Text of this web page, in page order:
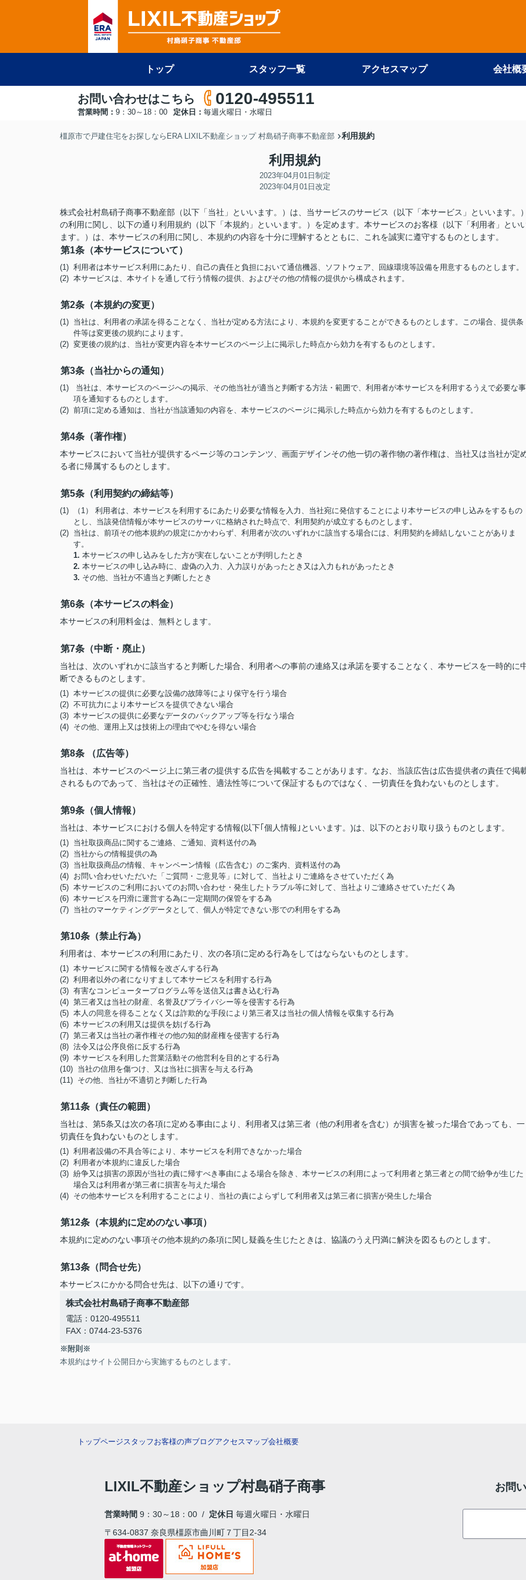
トップ スタッフ一覧 アクセスマップ 会社概
お問い合わせはこちら 0120-495511
営業時間： 9：30～18：00 定休日： 毎週火曜日・水曜日
橿原市で戸建住宅をお探しならERA LIXIL不動産ショップ 村島硝子商事不動産部 利用規約
利用規約
2023年04月01日制定
2023年04月01日改定
株式会社村島硝子商事不動産部（以下「当社」といいます。）は、当サービスのサービス（以下「本サービス」といいます。
の利用に関し、以下の通り利用規約（以下「本規約」といいます。）を定めます。本サービスのお客様（以下「利用者」とい
ます。）は、本サービスの利用に関し、本規約の内容を十分に理解するとともに、これを誠実に遵守するものとします。
第1条（本サービスについて）
(1) 利用者は本サービス利用にあたり、自己の責任と負担において通信機器、ソフトウェア、回線環境等設備を用意するものとします。
(2) 本サービスは、本サイトを通して行う情報の提供、およびその他の情報の提供から構成されます。
第2条（本規約の変更）
(1) 当社は、利用者の承諾を得ることなく、当社が定める方法により、本規約を変更することができるものとします。この場合、提供条
件等は変更後の規約によります。
(2) 変更後の規約は、当社が変更内容を本サービスのページ上に掲示した時点から効力を有するものとします。
第3条（当社からの通知）
(1) 当社は、本サービスのページへの掲示、その他当社が適当と判断する方法・範囲で、利用者が本サービスを利用するうえで必要な事
項を通知するものとします。
(2) 前項に定める通知は、当社が当該通知の内容を、本サービスのページに掲示した時点から効力を有するものとします。
第4条（著作権）
本サービスにおいて当社が提供するページ等のコンテンツ、画面デザインその他一切の著作物の著作権は、当社又は当社が定
る者に帰属するものとします。
第5条（利用契約の締結等）
(1) （1） 利用者は、本サービスを利用するにあたり必要な情報を入力、当社宛に発信することにより本サービスの申し込みをするもの
とし、当該発信情報が本サービスのサーバに格納された時点で、利用契約が成立するものとします。
(2) 当社は、前項その他本規約の規定にかかわらず、利用者が次のいずれかに該当する場合には、利用契約を締結しないことがありま
す。
1. 本サービスの申し込みをした方が実在しないことが判明したとき
2. 本サービスの申し込み時に、虚偽の入力、入力誤りがあったとき又は入力もれがあったとき
3. その他、当社が不適当と判断したとき
第6条（本サービスの料金）
本サービスの利用料金は、無料とします。
第7条（中断・廃止）
当社は、次のいずれかに該当すると判断した場合、利用者への事前の連絡又は承諾を要することなく、本サービスを一時的に
断できるものとします。
(1) 本サービスの提供に必要な設備の故障等により保守を行う場合
(2) 不可抗力により本サービスを提供できない場合
(3) 本サービスの提供に必要なデータのバックアップ等を行なう場合
(4) その他、運用上又は技術上の理由でやむを得ない場合
第8条 （広告等）
当社は、本サービスのページ上に第三者の提供する広告を掲載することがあります。なお、当該広告は広告提供者の責任で掲
されるものであって、当社はその正確性、適法性等について保証するものではなく、一切責任を負わないものとします。
第9条（個人情報）
当社は、本サービスにおける個人を特定する情報(以下｢個人情報｣といいます。)は、以下のとおり取り扱うものとします。
(1) 当社取扱商品に関するご連絡、ご通知、資料送付の為
(2) 当社からの情報提供の為
(3) 当社取扱商品の情報、キャンペーン情報（広告含む）のご案内、資料送付の為
(4) お問い合わせいただいた「ご質問・ご意見等」に対して、当社よりご連絡をさせていただく為
(5) 本サービスのご利用においてのお問い合わせ・発生したトラブル等に対して、当社よりご連絡させていただく為
(6) 本サービスを円滑に運営する為に一定期間の保管をする為
(7) 当社のマーケティングデータとして、個人が特定できない形での利用をする為
第10条（禁止行為）
利用者は、本サービスの利用にあたり、次の各項に定める行為をしてはならないものとします。
(1) 本サービスに関する情報を改ざんする行為
(2) 利用者以外の者になりすまして本サービスを利用する行為
(3) 有害なコンピュータープログラム等を送信又は書き込む行為
(4) 第三者又は当社の財産、名誉及びプライバシー等を侵害する行為
(5) 本人の同意を得ることなく又は詐欺的な手段により第三者又は当社の個人情報を収集する行為
(6) 本サービスの利用又は提供を妨げる行為
(7) 第三者又は当社の著作権その他の知的財産権を侵害する行為
(8) 法令又は公序良俗に反する行為
(9) 本サービスを利用した営業活動その他営利を目的とする行為
(10) 当社の信用を傷つけ、又は当社に損害を与える行為
(11) その他、当社が不適切と判断した行為
第11条（責任の範囲）
当社は、第5条又は次の各項に定める事由により、利用者又は第三者（他の利用者を含む）が損害を被った場合であっても、一
切責任を負わないものとします。
(1) 利用者設備の不具合等により、本サービスを利用できなかった場合
(2) 利用者が本規約に違反した場合
(3) 紛争又は損害の原因が当社の責に帰すべき事由による場合を除き、本サービスの利用によって利用者と第三者との間で紛争が生じた
場合又は利用者が第三者に損害を与えた場合
(4) その他本サービスを利用することにより、当社の責によらずして利用者又は第三者に損害が発生した場合
第12条（本規約に定めのない事項）
本規約に定めのない事項その他本規約の条項に関し疑義を生じたときは、協議のうえ円満に解決を図るものとします。
第13条（問合せ先）
本サービスにかかる問合せ先は、以下の通りです。
株式会社村島硝子商事不動産部
電話：0120-495511
FAX：0744-23-5376
※附則※
本規約はサイト公開日から実施するものとします。
トップページスタッフお客様の声ブログアクセスマップ会社概要
LIXIL不動産ショップ村島硝子商事
営業時間 9：30～18：00 / 定休日 毎週火曜日・水曜日
〒634-0837 奈良県橿原市曲川町７丁目2-34
お問